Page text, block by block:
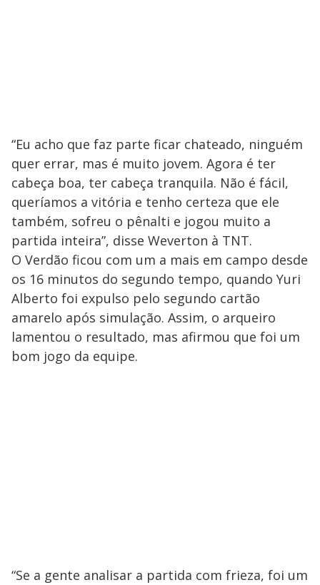
“Eu acho que faz parte ficar chateado, ninguém
quer errar, mas é muito jovem. Agora é ter
cabeça boa, ter cabeça tranquila. Não é fácil,
queríamos a vitória e tenho certeza que ele
também, sofreu o pênalti e jogou muito a
partida inteira”, disse Weverton à TNT.
O Verdão ficou com um a mais em campo desde
os 16 minutos do segundo tempo, quando Yuri
Alberto foi expulso pelo segundo cartão
amarelo após simulação. Assim, o arqueiro
lamentou o resultado, mas afirmou que foi um
bom jogo da equipe.
“Se a gente analisar a partida com frieza, foi um